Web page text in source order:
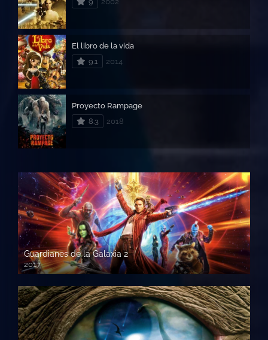
El libro de la vida
9.1
2014
Proyecto Rampage
8.3
2018
Guardianes de la Galaxia 2
2017
720p HD